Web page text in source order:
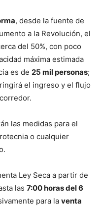
, desde la fuente de
a la Revolución, el
del 50%, con poco
máxima estimada
es de 25 mil personas;
el ingreso y el flujo
las medidas para el
o cualquier
Ley Seca a partir de
las 7:00 horas del 6
para la venta